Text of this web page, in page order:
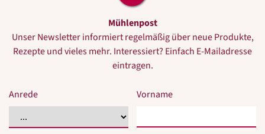
Mühlenpost
Unser Newsletter informiert regelmäßig über neue Produkte,
Rezepte und vieles mehr. Interessiert? Einfach E-Mailadresse
eintragen.
Anrede Vorname